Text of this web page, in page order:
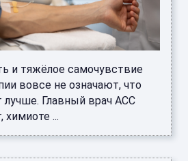
и тяжёлое самочувствие
вовсе не означают, что
лучше. Главный врач АСС
химиоте ...